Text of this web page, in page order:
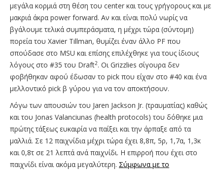
μεγάλα κορμιά στη θέση του center και τους γρήγορους και με
μακριά άκρα power forward. Αν και είναι πολύ νωρίς να
βγάλουμε τελικά συμπεράσματα, η μέχρι τώρα (σύντομη)
πορεία του Xavier Tillman, θυμίζει έναν άλλο PF που
σπούδασε στο MSU και επίσης επιλέχθηκε για τους ίδιους
λόγους στο #35 του Draft2. Οι Grizzlies σίγουρα δεν
φοβήθηκαν αφού έδωσαν το pick που είχαν στο #40 και ένα
μελλοντικό pick β γύρου για να τον αποκτήσουν.
Λόγω των απουσιών του Jaren Jackson Jr. (τραυματίας) καθώς
και του Jonas Valanciunas (health protocols) του δόθηκε μια
πρώτης τάξεως ευκαιρία να παίξει και την άρπαξε από τα
μαλλιά. Σε 12 παιχνίδια μέχρι τώρα έχει 8,8π, 5ρ, 1,7α, 1,3κ
και 0,8τ σε 21 λεπτά ανά παιχνίδι. Η επιρροή που έχει στο
παιχνίδι είναι ακόμα μεγαλύτερη. Σύμφωνα με το